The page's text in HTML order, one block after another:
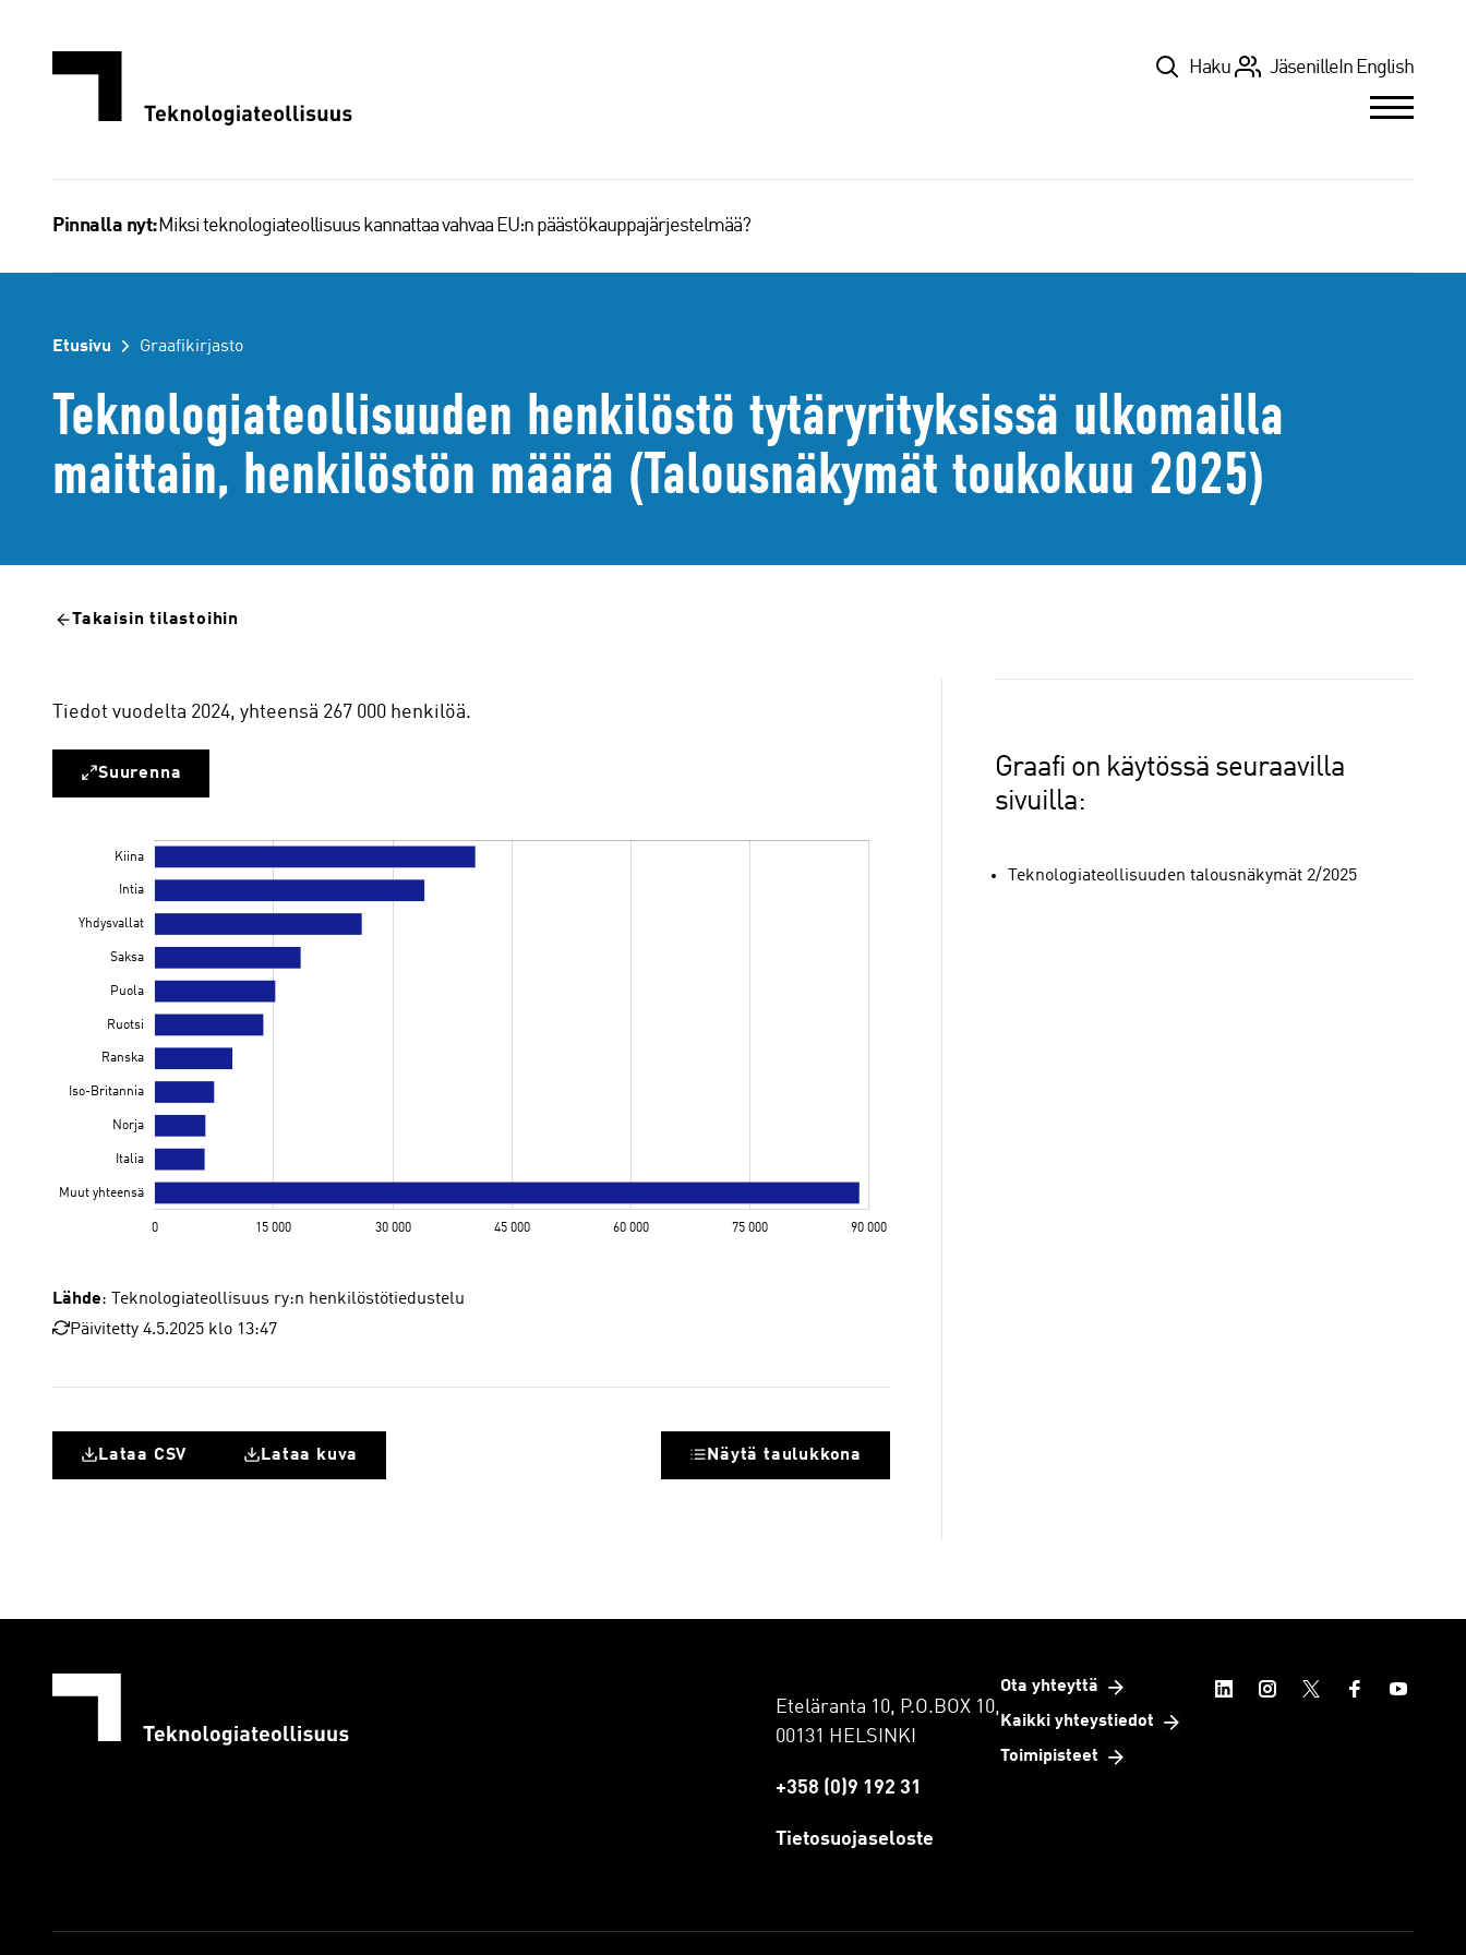
TopHaku Jäsenille In English
Pinnalla nyt: Miksi teknologiateollisuus kannattaa vahvaa EU:n päästökauppajärjestelmää?
Etusivu Graafikirjasto
Teknologiateollisuuden henkilöstö tytäryrityksissä ulkomailla
maittain, henkilöstön määrä (Talousnäkymät toukokuu 2025)
Takaisin tilastoihin
Tiedot vuodelta 2024, yhteensä 267 000 henkilöä.
Suurenna
Lähde: Teknologiateollisuus ry:n henkilöstötiedustelu
Päivitetty 4.5.2025 klo 13:47
Lataa CSV Lataa kuva Näytä taulukkona
Graafi on käytössä seuraavilla
sivuilla:
Teknologiateollisuuden talousnäkymät 2/2025
Eteläranta 10, P.O.BOX 10,
00131 HELSINKI
+358 (0)9 192 31
Tietosuojaseloste
Ota yhteyttä
Kaikki yhteystiedot
Toimipisteet